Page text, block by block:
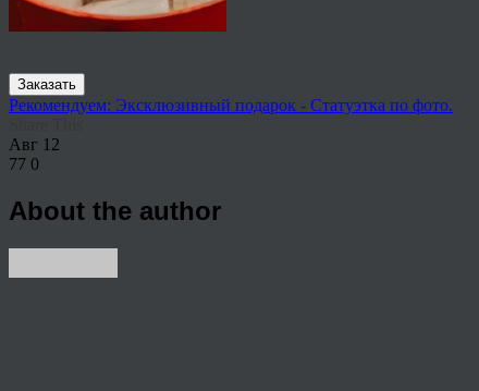
Заказать
Рекомендуем: Эксклюзивный подарок - Статуэтка по фото.
Авг 12
77 0
About the author